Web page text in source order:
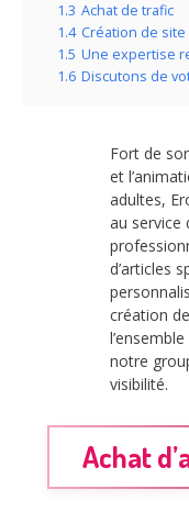
1.3 Achat de trafic
1.4 Création de
1.5 Une expertise
1.6 Discutons de
Fort de
et
adultes,
au service
d’articles
création
notre
visibilité.
Achat